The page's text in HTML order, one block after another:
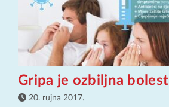
Gripa je ozbiljna bolest
20. rujna 2017.